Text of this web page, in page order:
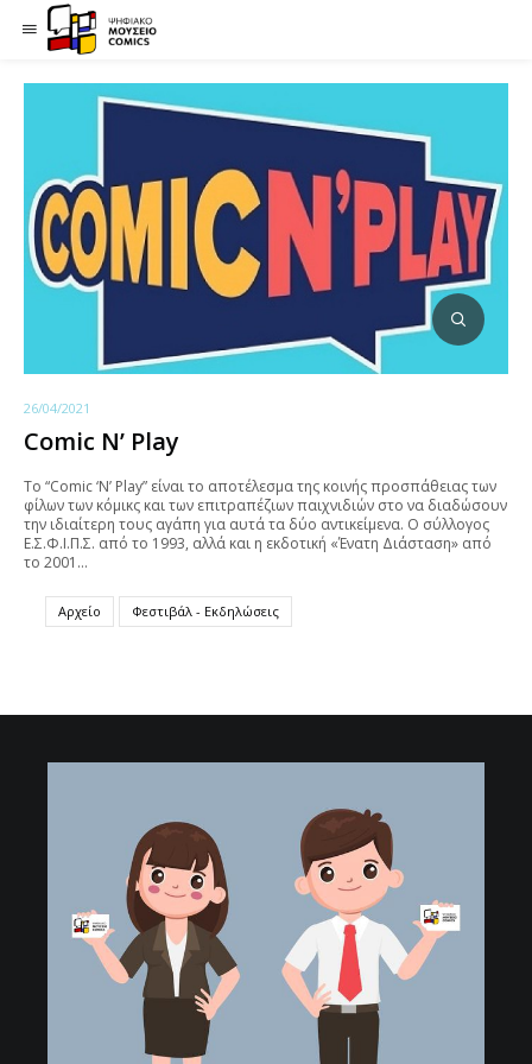
26/04/2021
Comic N’ Play
Το “Comic ‘N’ Play” είναι το αποτέλεσμα της κοινής προσπάθειας των
φίλων των κόμικς και των επιτραπέζιων παιχνιδιών στο να διαδώσουν
την ιδιαίτερη τους αγάπη για αυτά τα δύο αντικείμενα. Ο σύλλογος
Ε.Σ.Φ.Ι.Π.Σ. από το 1993, αλλά και η εκδοτική «Ένατη Διάσταση» από
το 2001…
Αρχείο Φεστιβάλ - Εκδηλώσεις